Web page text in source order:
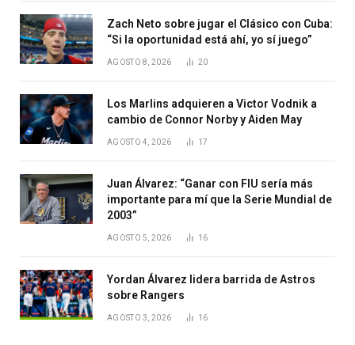
Zach Neto sobre jugar el Clásico con Cuba:
“Si la oportunidad está ahí, yo sí juego”
AGOSTO 8, 2026 20
Los Marlins adquieren a Victor Vodnik a
cambio de Connor Norby y Aiden May
AGOSTO 4, 2026 17
Juan Álvarez: “Ganar con FIU sería más
importante para mí que la Serie Mundial de
2003”
AGOSTO 5, 2026 16
Yordan Álvarez lidera barrida de Astros
sobre Rangers
AGOSTO 3, 2026 16